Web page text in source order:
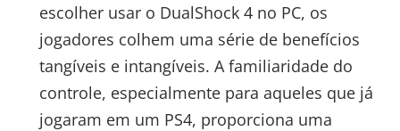
escolher usar o DualShock 4 no PC, os
jogadores colhem uma série de benefícios
tangíveis e intangíveis. A familiaridade do
controle, especialmente para aqueles que já
jogaram em um PS4, proporciona uma